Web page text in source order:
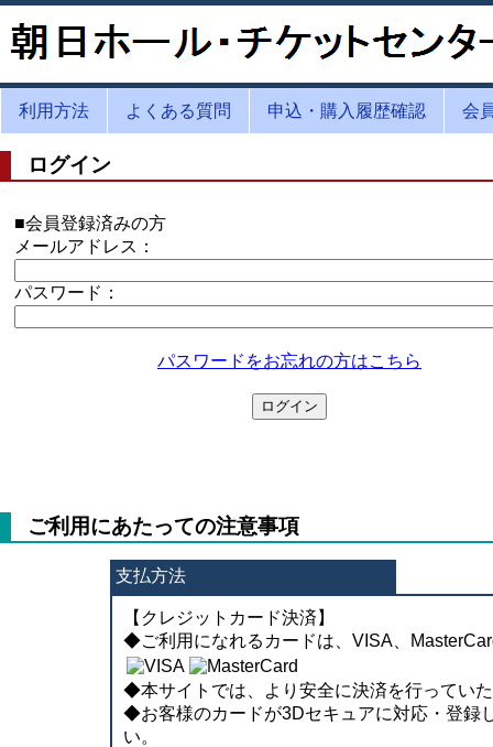
利用方法 よくある質問 申込・購入履歴確認 会
ログイン
■会員登録済みの方
メールアドレス：
パスワード：
パスワードをお忘れの方はこちら
ご利用にあたっての注意事項
支払方法
【クレジットカード決済】
◆ご利用になれるカードは、VISA、
◆本サイトでは、より安全に決済を行ってい
◆お客様のカードが3Dセキュアに対応・登録
い。